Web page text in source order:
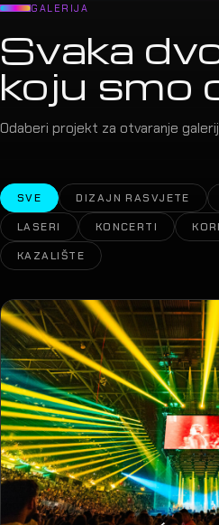
GALERIJA
Svaka
koju smo
Odaberi projekt za otvaranje
SVE DIZAJN RASVJETE
LASERI
KONCERTI
KAZALIŠTE